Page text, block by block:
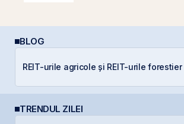
BLOG
REIT-urile agricole și REIT-urile forestier
TRENDUL ZILEI